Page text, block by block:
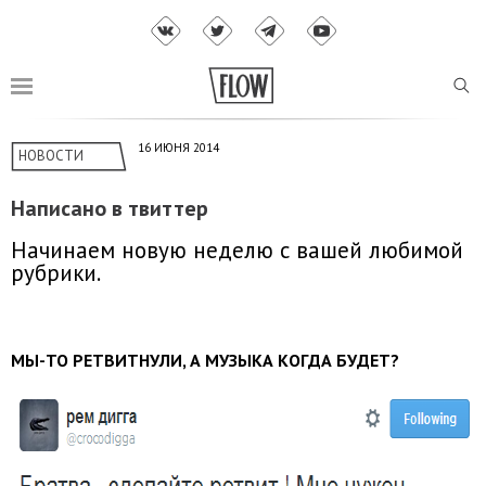
НОВОСТИ 16 ИЮНЯ 2014
Написано в твиттер
Начинаем новую неделю с вашей любимой
рубрики.
МЫ-ТО РЕТВИТНУЛИ, А МУЗЫКА КОГДА БУДЕТ?